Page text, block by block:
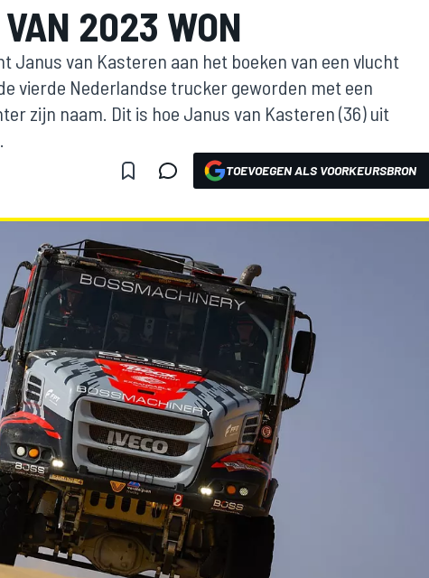
2023 WON
Janus van Kasteren aan het boeken van een vlucht
vierde Nederlandse trucker geworden met een
zijn naam. Dit is hoe Janus van Kasteren (36) uit
TOEVOEGEN ALS VOORKEURSBRON